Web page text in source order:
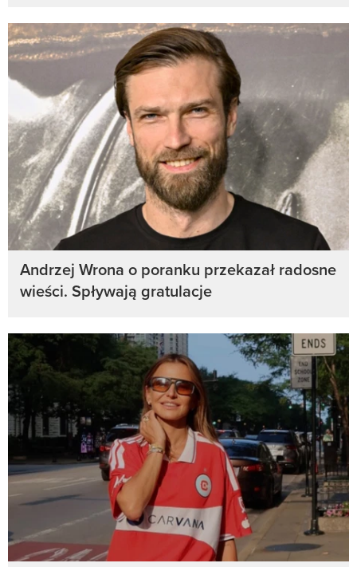
Andrzej Wrona o poranku przekazał radosne
wieści. Spływają gratulacje